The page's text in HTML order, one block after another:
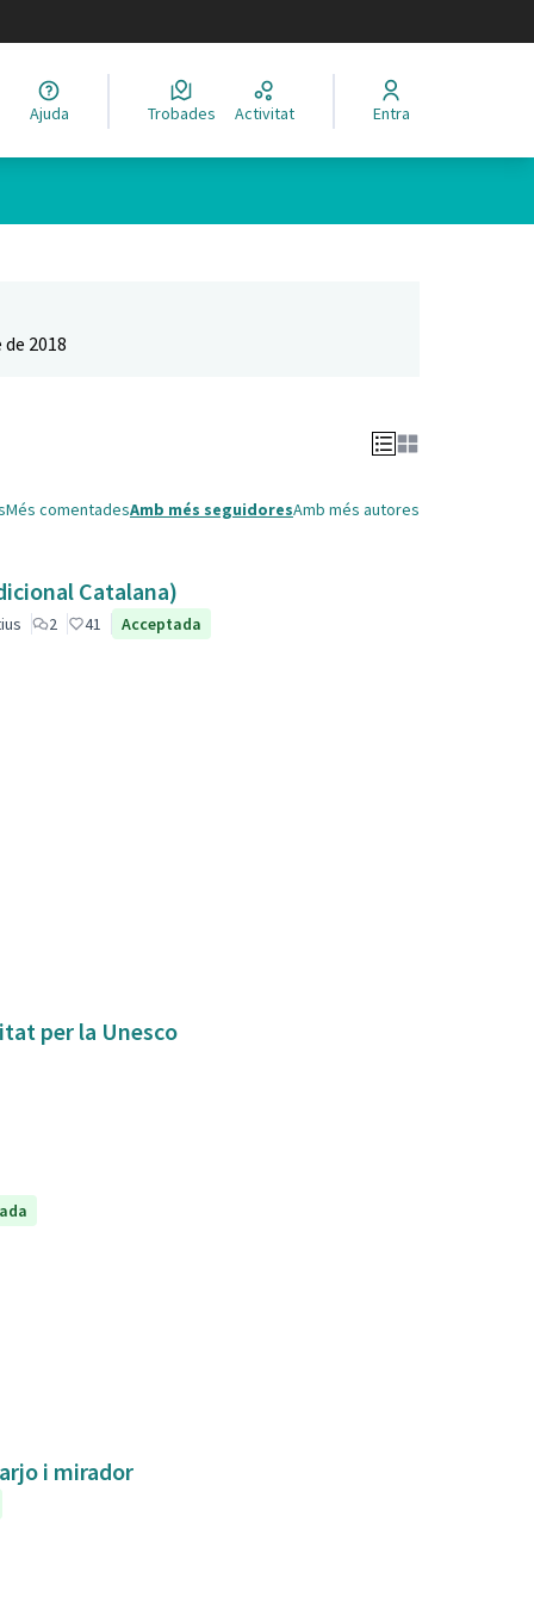
Elegir el idioma
Ajuda Trobades Activitat Entra
2018
Més comentadesAmb més seguidoresAmb més autores
Catalana)
2 41 Acceptada
per la Unesco
i mirador